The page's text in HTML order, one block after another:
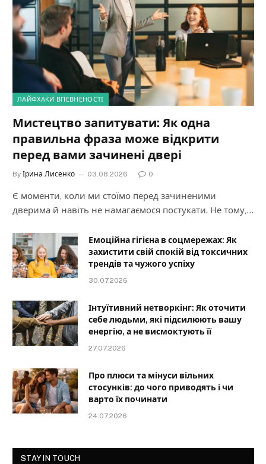
ЛАЙФХАКИ ВПЕВНЕНОСТІ
Мистецтво запитувати: Як одна
правильна фраза може відкрити
перед вами зачинені двері
By Ірина Лисенко 03.08.2026 0
Є моменти, коли ми стоїмо перед зачиненими
дверима й навіть не намагаємося постукати. Не тому,…
Емоційна гігієна в соцмережах: Як
захистити свій спокій від токсичних
трендів та чужого успіху
30.07.2026
Інтуїтивний нетворкінг: Як оточити
себе людьми, які підсилюють вашу
енергію, а не висмоктують її
27.07.2026
Про плюси та мінуси вільних
стосунків: до чого приводять і чи
варто їх починати
24.07.2026
STAY IN TOUCH